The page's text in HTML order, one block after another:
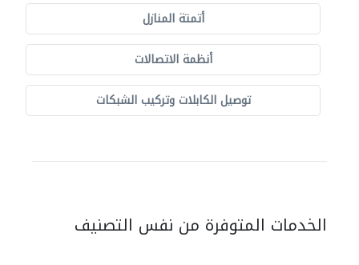
أتمتة المنازل
أنظمة الاتصالات
توصيل الكابلات وتركيب الشبكات
الخدمات المتوفرة من نفس التصنيف